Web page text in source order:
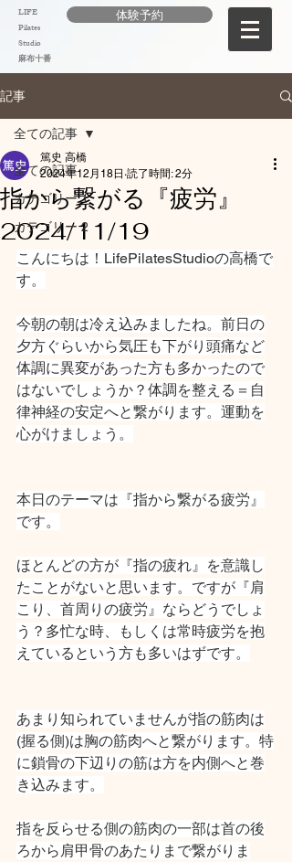
LIFE
Pilates
Studio
麻布十番
体験予約
記事
全ての記事
カテゴリー 1
カテゴリー 2
全ての記事
指から繋がる『疲労』
2024/11/19
篤史 高橋
2024年12月18日 読了時間: 2分
こんにちは！LifePilatesStudioの高橋で
す。
今朝の朝は冷え込みましたね。前日の
夕方ぐらいから気圧も下がり頭痛など
体調に異変があった方も多かったので
はないでしょうか？体調を整える＝自
律神経の安定へと繋がります。運動を
心がけましょう。
本日のテーマは『指から繋がる疲労』
です。
ほとんどの方が『指の疲れ』を意識し
たことがないと思います。ですが『肩
こり、首周りの疲労』ならどうでしょ
う？多忙な時、もしくは常時疲労を抱
えているという方も多いはずです。
あまり知られていませんが指の筋肉は
(握る側)は胸の筋肉へと繋がります。特
に鎖骨の下辺りの筋は方を内側へと巻
き込みます。
指を反らせる側の筋肉の一部は首の後
ろから肩甲骨のあたりまで繋がりま